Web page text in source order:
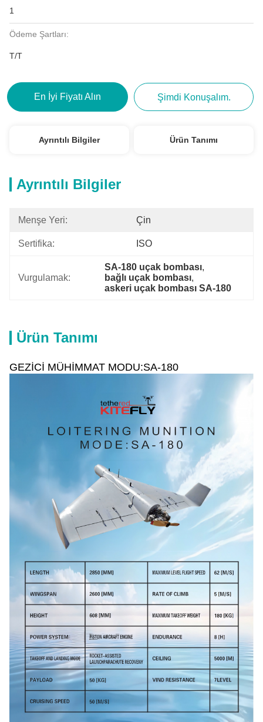
1
Ödeme Şartları:
T/T
En İyi Fiyatı Alın Şimdi Konuşalım.
Ayrıntılı Bilgiler Ürün Tanımı
Ayrıntılı Bilgiler
Menşe Yeri: Çin
Sertifika: ISO
Vurgulamak:
SA-180 uçak bombası,
bağlı uçak bombası,
askeri uçak bombası SA-180
Ürün Tanımı
GEZİCİ MÜHİMMAT MODU:SA-180